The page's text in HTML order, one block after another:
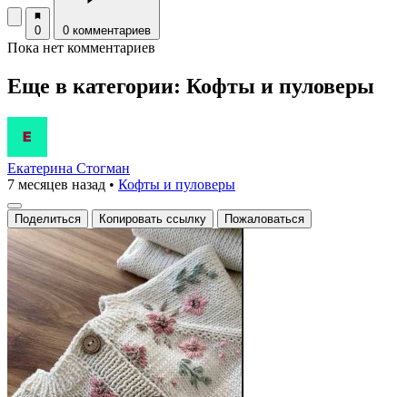
0 0 комментариев
Пока нет комментариев
Еще в категории: Кофты и пуловеры
Екатерина Стогман
7 месяцев назад • Кофты и пуловеры
Поделиться Копировать ссылку Пожаловаться